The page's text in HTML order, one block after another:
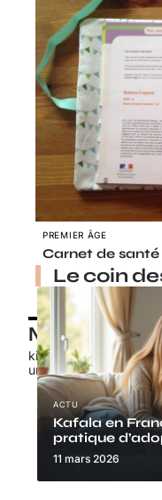
PREMIER ÂGE
Carnet de santé
Le coin
ACTU
Kafala en
pratique
11 mars 2026
Nos petits
kids-promo.fr
unbrindefil.fr